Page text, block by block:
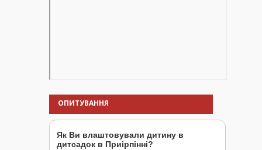
ОПИТУВАННЯ
Як Ви влаштовували дитину в
дитсадок в Приірпінні?